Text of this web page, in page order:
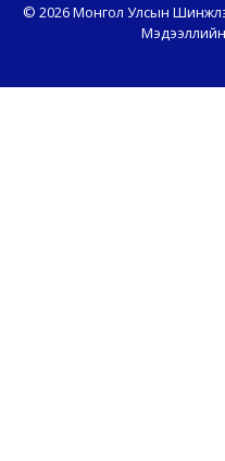
© 2026 Монгол Улсын